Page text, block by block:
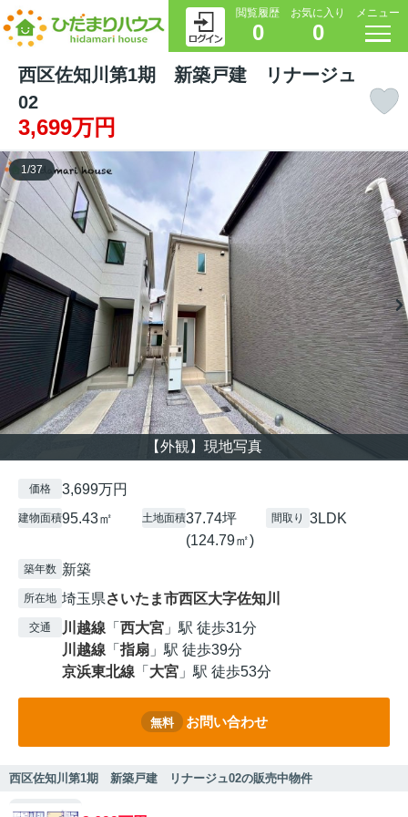
閲覧履歴
0
お気に入り
0
メニュー
西区佐知川第1期 新築戸建 リナージュ
02
3,699万円
【外観】現地写真
1/37
価格 3,699万円
建物面積95.43㎡ 土地面積37.74坪
(124.79㎡)
間取り 3LDK
築年数 新築
所在地 埼玉県さいたま市西区大字佐知川
交通 川越線 「 西大宮 」駅 徒歩31分
川越線 「 指扇 」駅 徒歩39分
京浜東北線 「 大宮 」駅 徒歩53分
無料 お問い合わせ
西区佐知川第1期 新築戸建 リナージュ02の販売中物件